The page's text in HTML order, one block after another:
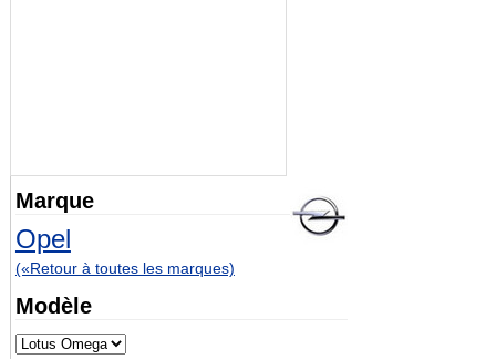
Marque
Opel
(«Retour à toutes les marques)
Modèle